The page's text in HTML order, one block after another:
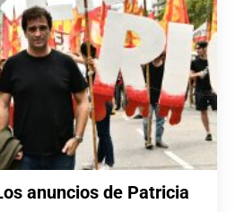
anuncios de Patricia